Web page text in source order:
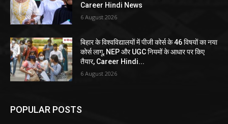
Career Hindi News
6 August 2026
बिहार के विश्वविद्यालयों में पीजी कोर्स के 46 विषयों का नया
कोर्स लागू, NEP और UGC नियमों के आधार पर किए
तैयार, Career Hindi...
6 August 2026
POPULAR POSTS